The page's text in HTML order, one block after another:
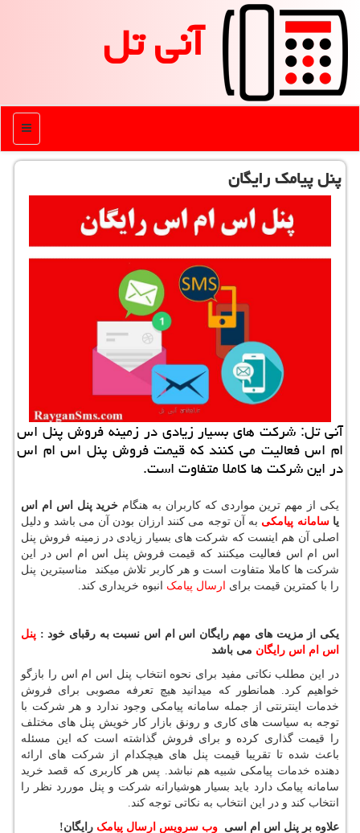
آنی تل
منو
پنل پیامك رایگان
آنی تل: شركت های بسیار زیادی در زمینه فروش پنل اس
ام اس فعالیت می كنند كه قیمت فروش پنل اس ام اس
در این شركت ها كاملا متفاوت است.
یکی از مهم ترین مواردی که کاربران به هنگام خرید پنل اس ام اس
یاسامانه پیامکی به آن توجه می کنند ارزان بودن آن می باشد و دلیل
اصلی آن هم اینست که شرکت های بسیار زیادی در زمینه فروش پنل
اس ام اس فعالیت میکنند که قیمت فروش پنل اس ام اس در این
شرکت ها کاملا متفاوت است و هر کاربر تلاش میکند مناسبترین پنل
را با کمترین قیمت برای
ارسال پیامک انبوه خریداری کند.
یکی از مزیت های مهم رایگان اس ام اس نسبت به رقبای خود : پنل
اس ام اس رایگان می باشد
در این مطلب نکاتی مفید برای نحوه انتخاب پنل اس ام اس را بازگو
خواهیم کرد. همانطور که میدانید هیچ تعرفه مصوبی برای فروش
خدمات اینترنتی از جمله سامانه پیامکی وجود ندارد و هر شرکت با
توجه به سیاست های کاری و رونق بازار کار خویش پنل های مختلف
را قیمت گذاری کرده و برای فروش گذاشته است که این مسئله
باعث شده تا تقریبا قیمت پنل های هیچکدام از شرکت های ارائه
دهنده خدمات پیامکی شبیه هم نباشد. پس هر کاربری که قصد خرید
سامانه پیامک دارد باید بسیار هوشیارانه شرکت و پنل موررد نظر را
انتخاب کند و در این انتخاب به نکاتی توجه کند.
علاوه بر پنل اس ام اسی وب سرویس ارسال پیامک رایگان!